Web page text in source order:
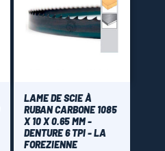
LAME DE SCIE À
RUBAN CARBONE 1085
X 10 X 0.65 MM -
DENTURE 6 TPI - LA
FOREZIENNE